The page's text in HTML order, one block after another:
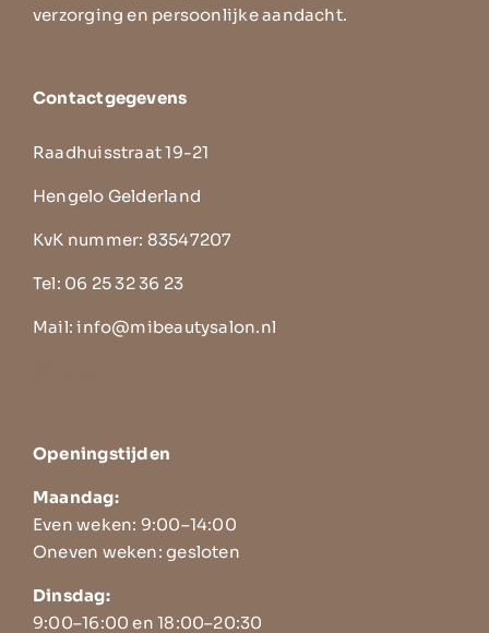
verzorging en persoonlijke aandacht.
Contactgegevens
Raadhuisstraat 19-21
Hengelo Gelderland
KvK nummer: 83547207
Tel: 06 25 32 36 23
Mail:info@mibeautysalon.nl
Openingstijden
Maandag:
Even weken: 9:00–14:00
Oneven weken: gesloten
Dinsdag:
9:00–16:00 en 18:00–20:30